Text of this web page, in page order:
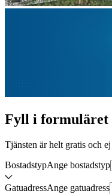
Fyll i
Tjänsten är helt gratis och
BostadstypAnge bostadstyp
GatuadressAnge gatuadress